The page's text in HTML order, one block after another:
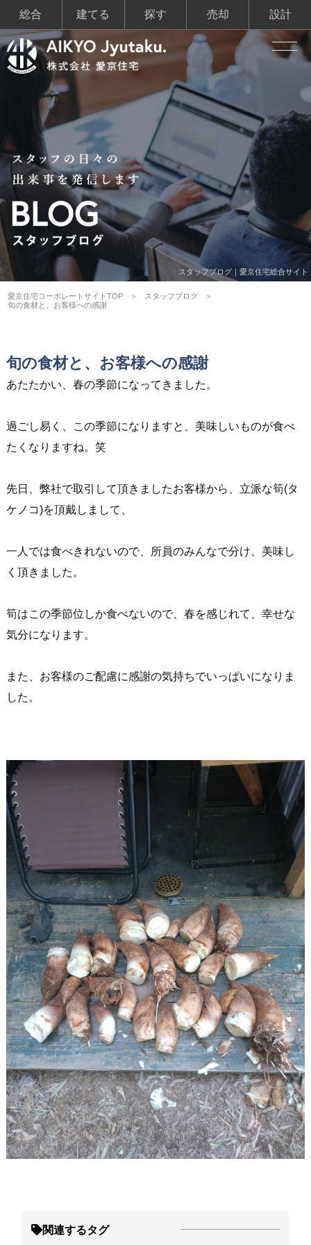
総合 建てる 探す 売却 設計
スタッフブログ｜愛京住宅総合サイト
愛京住宅コーポレートサイトTOP
スタッフブログ
旬の食材と、お客様への感謝
旬の食材と、お客様への感謝
あたたかい、春の季節になってきました。
過ごし易く、この季節になりますと、美味しいものが食べ
たくなりますね。笑
先日、弊社で取引して頂きましたお客様から、立派な筍(タ
ケノコ)を頂戴しまして、
一人では食べきれないので、所員のみんなで分け、美味し
く頂きました。
筍はこの季節位しか食べないので、春を感じれて、幸せな
気分になります。
また、お客様のご配慮に感謝の気持ちでいっぱいになりま
した。
関連するタグ